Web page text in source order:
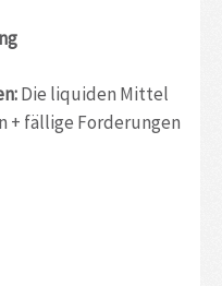
Die liquiden Mittel
+ fällige Forderungen